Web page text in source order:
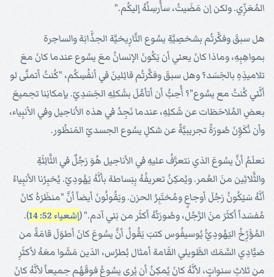
المُعَزِّي. ولكن إن مَضَيتُ، سأُرسِلُهُ إليكُم."
هل سبقَ وفكَّرتُم بشخصِيَّةِ يسُوع التَّارِيخيَّة الجذَّابَة والساحِرة
بمواهِبِهِ، وماذا كانَ يعني أن يَكُونَ الإنسانُ معَ يسُوع عندما كانَ معَ
تلاميذِهِ بالجَسَد؟ وهل سبقَ وفكَّرتُم قائِلينَ في أنفُسِكُم، "كُنتُ أتمنَّى لو
أنَّني كُنتُ مع يسُوع"؟ أُحِبُّ أن أتأمَّلَ بشَكلِهِ الجَسَدِيّ. بإمكانِنا تجميعَ
بعضِ المُلاحَظات عن شَكلِهِ، عندما نَجِدُ في هذه الأناجيل وفي الأنبِياء،
وأن نُكَوِّنَ صُورَةً تجريبيَّةً عن شكلِ يسُوع الجسديّ المَنظُور.
نعلَمُ أنَّ يسُوعَ الذي نتعرَّفُ عليهِ في الأناجيل هُوَ رَجُلٌ في الثَّالِثَةِ
والثَّلاثِين منَ العُمر. ويُمكِنُ تعريفُهُ بِبَساطة بأنَّهُ يَهُودِيّ. يُخبِرُنا الأنبِياءُ
أنَّهُ سَيَكُونُ رَجُلَ أوجاعٍ ومُختَبِرُ الحزن. ويَقُولُونَ أيضاً أنَّ "منظَرَهُ كانَ
مُفسَداً أكثَرَ منَ الرَّجُل، وصُورَتُهُ أكثَر من بَني آدم." (إشعياء 52: 14
).
المُؤَرِّخُ اليَهُودِيُّ يُوسيفُوس كتبَ يَقُولُ أنَّ يسُوعَ كانَ أطوَلَ قامَةً من
صَيَّادِي السَّمَك الطَّويلي القَامة أمثال بُطرُس، الذين مَشَوا معَهُ لأكثَرِ
من ثلاثِ سنواتٍ، لأنَّهُ كانَ يُمكِنُ أن يُرى يسُوعُ فوقَهُم جميعاً لأنَّهُ كانَ